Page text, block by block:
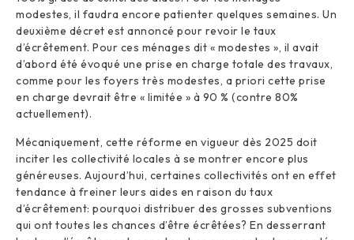
modestes, il faudra encore patienter quelques semaines. Un
deuxième décret est annoncé pour revoir le taux
d’écrêtement. Pour ces ménages dit « modestes », il avait
d’abord été évoqué une prise en charge totale des travaux,
comme pour les foyers très modestes, a priori cette prise
en charge devrait être « limitée » à 90 % (contre 80%
actuellement).
Mécaniquement, cette réforme en vigueur dès 2025 doit
inciter les collectivité locales à se montrer encore plus
généreuses. Aujourd’hui, certaines collectivités ont en effet
tendance à freiner leurs aides en raison du taux
d’écrêtement: pourquoi distribuer des grosses subventions
qui ont toutes les chances d’être écrêtées? En desserrant